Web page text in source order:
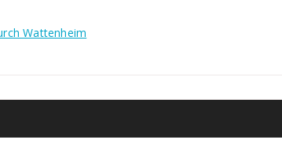
Wattenheim